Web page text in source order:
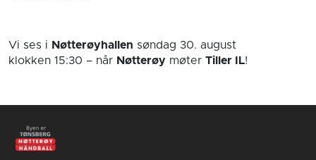
Vi ses i Nøtterøyhallen søndag 30. august
klokken 15:30 – når Nøtterøy møter Tiller IL!